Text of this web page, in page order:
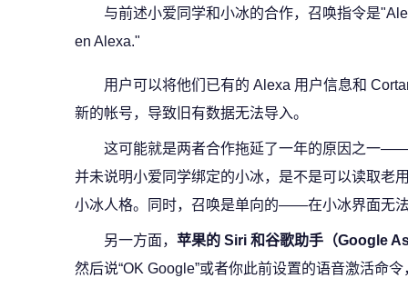
与前述小爱同学和小冰的合作，召唤指令是
en Alexa."
用户可以将他们已有的 Alexa 用户信息和
新的帐号，导致旧有数据无法导入。
这可能就是两者合作拖延了一年的原因之一
并未说明小爱同学绑定的小冰，是不是可以读取老
小冰人格。同时，召唤是单向的——在小冰界面无
另一方面， 苹果的 Siri 和谷歌助手（Google
然后说“OK Google”或者你此前设置的语音激活命